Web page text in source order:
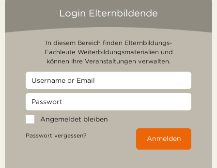
Login Elternbildende
In diesem Bereich finden Elternbildungs-
Fachleute Weiterbildungsmaterialien und
können ihre Veranstaltungen verwalten.
Angemeldet bleiben
Passwort vergessen? Anmelden